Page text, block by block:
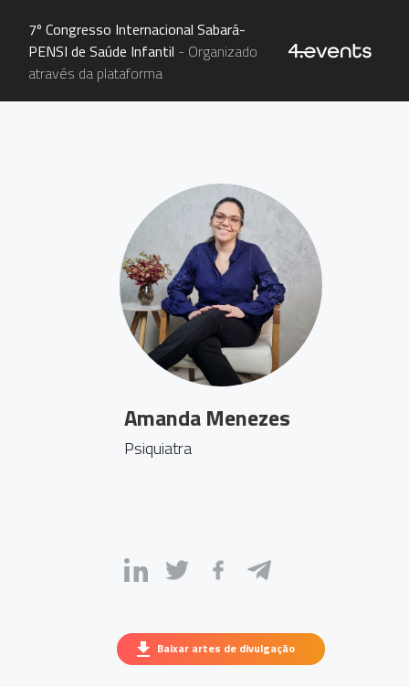
7º Congresso Internacional Sabará-
PENSI de Saúde Infantil - Organizado
através da plataforma
Amanda Menezes
Psiquiatra
Baixar artes de divulgação